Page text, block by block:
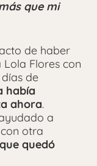
que mi
de haber
Flores con
de
había
ahora.
a
otra
quedó